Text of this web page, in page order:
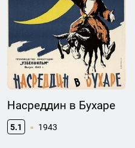
Насреддин в Бухаре
5.1 1943